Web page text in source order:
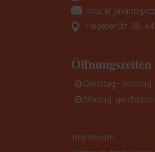
info(.at.)avanti-
Hagener Str. 38,
Öffnungszeiten
Dienstag -
Montag:
Impressum